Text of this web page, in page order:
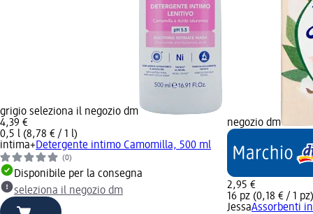
grigio seleziona il negozio dm
4,39 €
0,5 l (8,78 € / 1 l)
intima+Detergente intimo Camomilla, 500 ml
(0)
Disponibile per la consegna
seleziona il negozio dm
negozio dm
2,95 €
16 pz (0,18 € / 1 pz)
JessaAssorbenti